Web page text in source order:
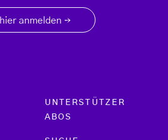
hier anmelden →
UNTERSTÜTZER
ABOS